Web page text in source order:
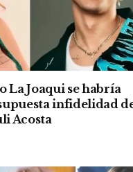
La Joaqui se habría
infidelidad
Acosta